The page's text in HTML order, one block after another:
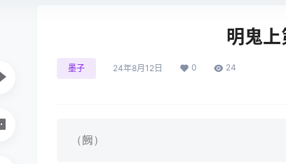
明鬼上
墨子 24年8月12日 0 24
（阙）